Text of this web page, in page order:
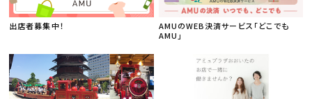
出店者募集中！
AMUのWEB決済サービス「どこでも
AMU」